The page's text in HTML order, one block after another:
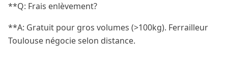
**Q: Frais enlèvement?
**A: Gratuit pour gros volumes (>100kg). Ferrailleur
Toulouse négocie selon distance.